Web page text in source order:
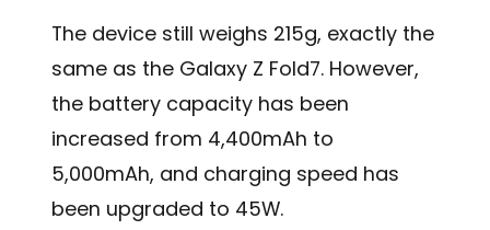
The device still weighs 215g, exactly the
same as the Galaxy Z Fold7. However,
the battery capacity has been
increased from 4,400mAh to
5,000mAh, and charging speed has
been upgraded to 45W.